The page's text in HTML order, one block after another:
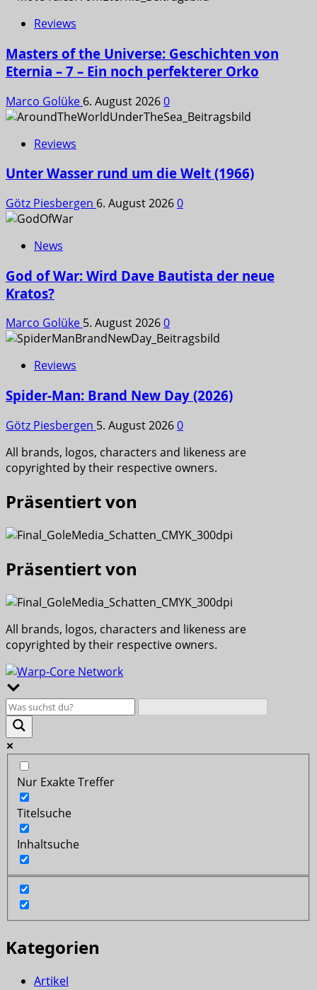
Reviews
Masters of the Universe: Geschichten von
Eternia – 7 – Ein noch perfekterer Orko
Marco Golüke 6. August 20260
Reviews
Unter Wasser rund um die Welt (1966)
Götz Piesbergen 6. August 20260
News
God of War: Wird Dave Bautista der neue
Kratos?
Marco Golüke 5. August 20260
Reviews
Spider-Man: Brand New Day (2026)
Götz Piesbergen 5. August 20260
All brands, logos, characters and likeness are
copyrighted by their respective owners.
Präsentiert von
Präsentiert von
All brands, logos, characters and likeness are
copyrighted by their respective owners.
Nur Exakte Treffer
Titelsuche
Inhaltsuche
Kategorien
Artikel